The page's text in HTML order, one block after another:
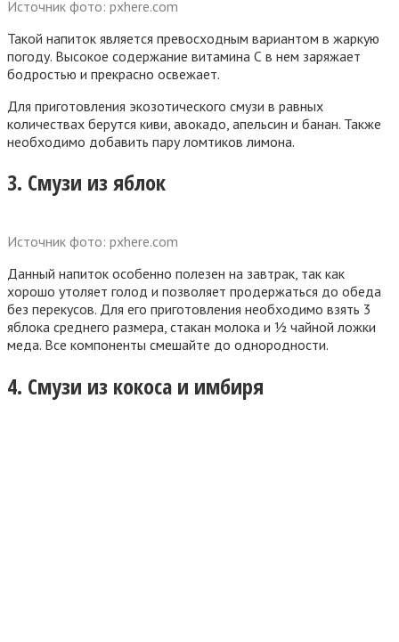
Источник фото: pxhere.com
Такой напиток является превосходным вариантом в жаркую
погоду. Высокое содержание витамина С в нем заряжает
бодростью и прекрасно освежает.
Для приготовления экозотического смузи в равных
количествах берутся киви, авокадо, апельсин и банан. Также
необходимо добавить пару ломтиков лимона.
3. Смузи из яблок
Источник фото: pxhere.com
Данный напиток особенно полезен на завтрак, так как
хорошо утоляет голод и позволяет продержаться до обеда
без перекусов. Для его приготовления необходимо взять 3
яблока среднего размера, стакан молока и ½ чайной ложки
меда. Все компоненты смешайте до однородности.
4. Смузи из кокоса и имбиря